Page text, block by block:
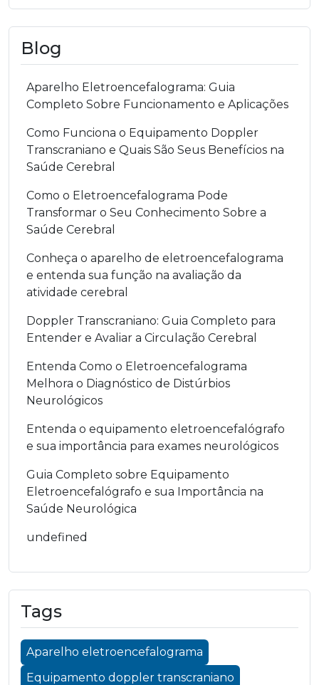
Blog
Aparelho Eletroencefalograma: Guia
Completo Sobre Funcionamento e Aplicações
Como Funciona o Equipamento Doppler
Transcraniano e Quais São Seus Benefícios na
Saúde Cerebral
Como o Eletroencefalograma Pode
Transformar o Seu Conhecimento Sobre a
Saúde Cerebral
Conheça o aparelho de eletroencefalograma
e entenda sua função na avaliação da
atividade cerebral
Doppler Transcraniano: Guia Completo para
Entender e Avaliar a Circulação Cerebral
Entenda Como o Eletroencefalograma
Melhora o Diagnóstico de Distúrbios
Neurológicos
Entenda o equipamento eletroencefalógrafo
e sua importância para exames neurológicos
Guia Completo sobre Equipamento
Eletroencefalógrafo e sua Importância na
Saúde Neurológica
undefined
Tags
Aparelho eletroencefalograma
Equipamento doppler transcraniano